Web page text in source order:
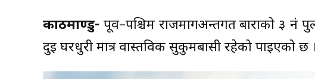
काठमाण्डु- पूर्व–पश्चिम राजमार्गअन्तर्गत बाराको ३
दुई घरधुरी मात्र वास्तविक सुकुमबासी रहेको पाइएको छ ।